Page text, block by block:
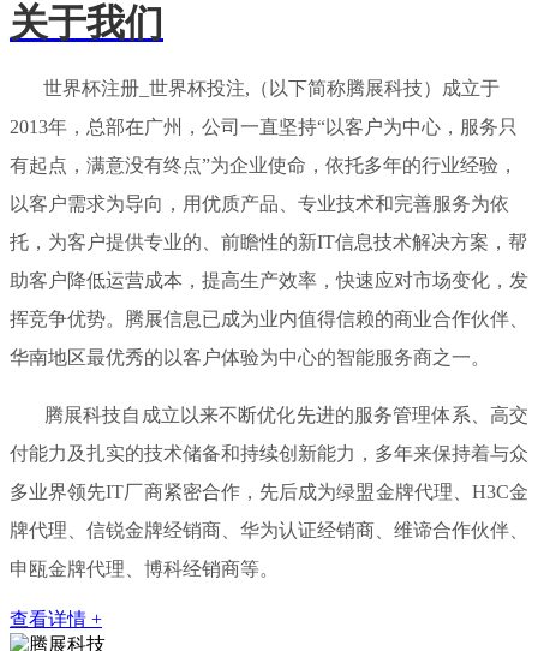
关于我们
世界杯注册_世界杯投注,（以下简称腾展科技）成立于
2013年，总部在广州，公司一直坚持“以客户为中心，服务只
有起点，满意没有终点”为企业使命，依托多年的行业经验，
以客户需求为导向，用优质产品、专业技术和完善服务为依
托，为客户提供专业的、前瞻性的新IT信息技术解决方案，帮
助客户降低运营成本，提高生产效率，快速应对市场变化，发
挥竞争优势。腾展信息已成为业内值得信赖的商业合作伙伴、
华南地区最优秀的以客户体验为中心的智能服务商之一。
腾展科技自成立以来不断优化先进的服务管理体系、高交
付能力及扎实的技术储备和持续创新能力，多年来保持着与众
多业界领先IT厂商紧密合作，先后成为绿盟金牌代理、H3C金
牌代理、信锐金牌经销商、华为认证经销商、维谛合作伙伴、
申瓯金牌代理、博科经销商等。
查看详情 +